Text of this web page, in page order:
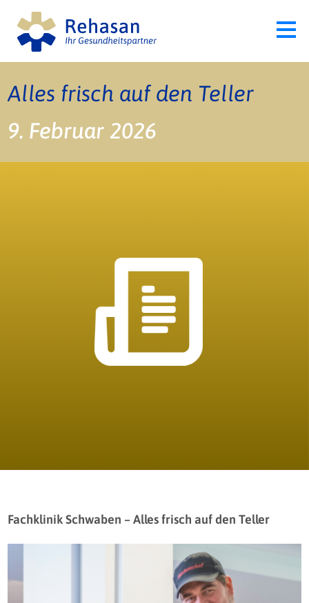
Alles frisch auf den Teller
9. Februar 2026
Fachklinik Schwaben – Alles frisch auf den Teller